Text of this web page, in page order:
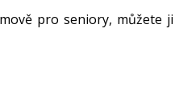
pro seniory, můžete ji